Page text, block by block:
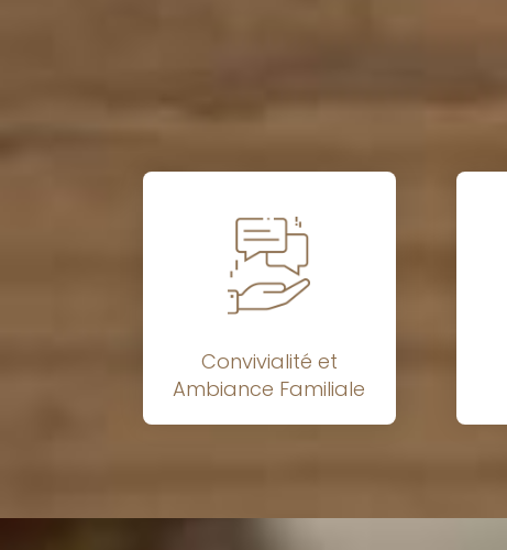
Convivialité et
Ambiance Familiale